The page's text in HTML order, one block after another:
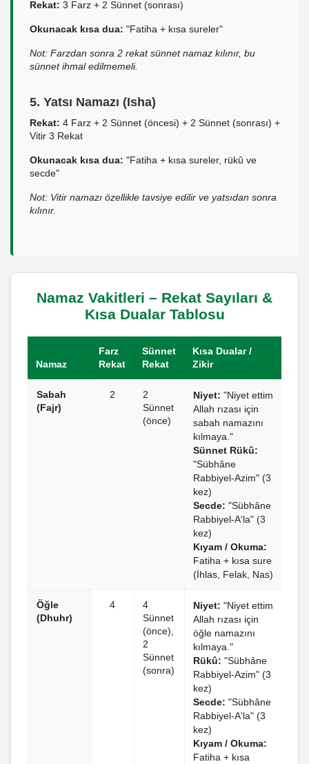
Rekat: 3 Farz + 2 Sünnet (sonrası)
Okunacak kısa dua: "Fatiha + kısa sureler"
Not: Farzdan sonra 2 rekat sünnet namaz kılınır, bu
sünnet ihmal edilmemeli.
5. Yatsı Namazı (Isha)
Rekat: 4 Farz + 2 Sünnet (öncesi) + 2 Sünnet (sonrası) +
Vitir 3 Rekat
Okunacak kısa dua: "Fatiha + kısa sureler, rükû ve
secde"
Not: Vitir namazı özellikle tavsiye edilir ve yatsıdan sonra
kılınır.
Namaz Vakitleri – Rekat Sayıları &
Kısa Dualar Tablosu
Namaz
Farz
Rekat
Sünnet
Rekat
Kısa Dualar /
Zikir
Sabah
(Fajr)
2
2
Sünnet
(önce)
Niyet: "Niyet ettim
Allah rızası için
sabah namazını
kılmaya."
Sünnet Rükû:
"Sübhâne
Rabbiyel-Azim" (3
kez)
Secde: "Sübhâne
Rabbiyel-A'la" (3
kez)
Kıyam / Okuma:
Fatiha + kısa sure
(İhlas, Felak, Nas)
Öğle
(Dhuhr)
4
4
Sünnet
(önce),
2
Sünnet
(sonra)
Niyet: "Niyet ettim
Allah rızası için
öğle namazını
kılmaya."
Rükû: "Sübhâne
Rabbiyel-Azim" (3
kez)
Secde: "Sübhâne
Rabbiyel-A'la" (3
kez)
Kıyam / Okuma:
Fatiha + kısa